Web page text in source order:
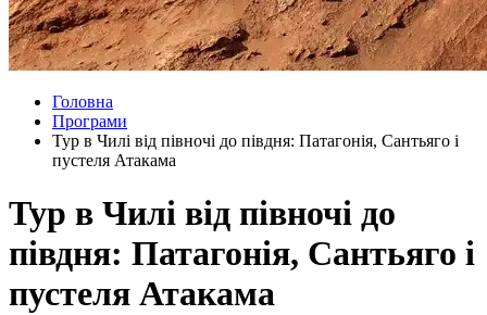
Головна
Програми
Тур в Чилі від півночі до півдня: Патагонія, Сантьяго і
пустеля Атакама
Тур в Чилі від півночі до
півдня: Патагонія, Сантьяго і
пустеля Атакама